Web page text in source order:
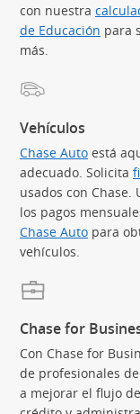
con nuestra
de Educación (Se
para
más.
Vehículos
Chase Auto (Se
está
adecuado. Solicita
usados con Chase.
los pagos
Chase Auto (Se
para
vehículos.
Chase for
Con Chase for
de profesionales
a mejorar el flujo